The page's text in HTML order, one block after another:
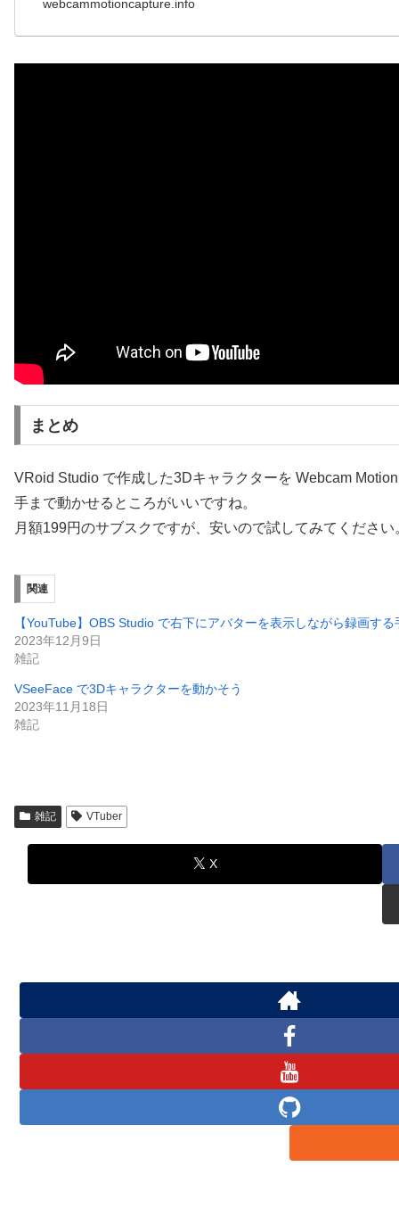
webcammotioncapture.info
まとめ
VRoid Studio で作成した3Dキャラクターを Webcam
手まで動かせるところがいいですね。
月額199円のサブスクですが、安いので試してみてください
関連
【YouTube】OBS Studio で右下にアバターを表示しながら録画する
2023年12月9日
雑記
VSeeFace で3Dキャラクターを動かそう
2023年11月18日
雑記
雑記 VTuber
X